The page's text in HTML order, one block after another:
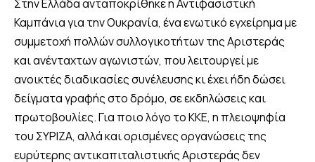
Στην Ελλάδα ανταποκρίθηκε η Αντιφασιστική
Καμπάνια για την Ουκρανία, ένα ενωτικό εγχείρημα με
συμμετοχή πολλών συλλογικοτήτων της Αριστεράς
και ανένταχτων αγωνιστών, που λειτουργεί με
ανοικτές διαδικασίες συνέλευσης κι έχει ήδη δώσει
δείγματα γραφής στο δρόμο, σε εκδηλώσεις και
πρωτοβουλίες. Για ποιο λόγο το ΚΚΕ, η πλειοψηφία
του ΣΥΡΙΖΑ, αλλά και ορισμένες οργανώσεις της
ευρύτερης αντικαπιταλιστικής Αριστεράς δεν